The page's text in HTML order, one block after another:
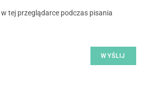
tej przeglądarce podczas pisania